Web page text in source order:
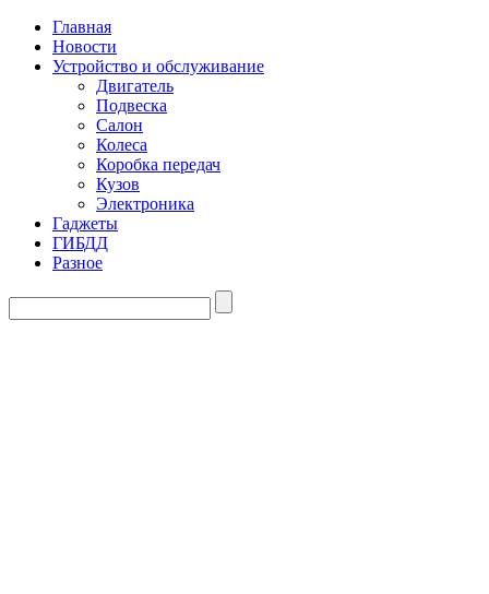
Главная
Новости
Устройство и обслуживание
Двигатель
Подвеска
Салон
Колеса
Коробка передач
Кузов
Электроника
Гаджеты
ГИБДД
Разное